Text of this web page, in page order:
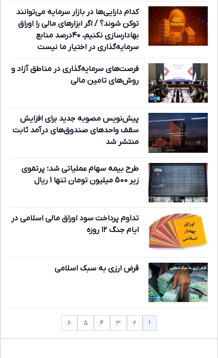
کدام دارایی‌ها در بازار سرمایه می‌توانند
توکن شوند؟ / اگر ابزارهای مالی را اوراق
بهادارسازی نکنیم، ۴۰درصد منابع
سرمایه‌گذاری در اختیار ما نیست
فرصت‌های سرمایه‌گذاری در مناطق آزاد و
روش‌های تامین مالی
پیش‌نویس مصوبه جدید برای افزایش
سقف واحدهای صندوق‌های درآمد ثابت
منتشر شد
طرح بیمه سهام عملیاتی شد؛ پرتفوی
زیر 500 میلیون تومان تنها 1 ریال
تداوم پرداخت سود اوراق مالی اسلامی در
ایام جنگ ۱۲ روزه
قرض ارزی به سبک اسلامی
۱ ۲ ۳ ۴ ۵ ۶